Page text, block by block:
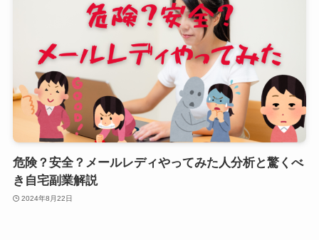
危険？安全？メールレディやってみた人分析と驚くべ
き自宅副業解説
2024年8月22日